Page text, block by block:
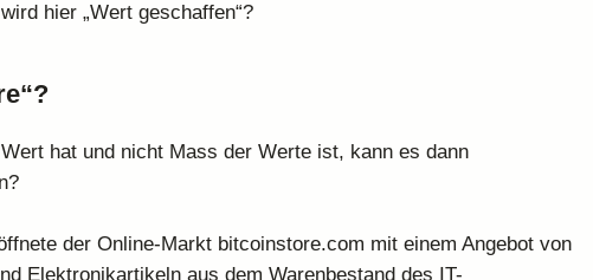
hier „Wert geschaffen“?
hat und nicht Mass der Werte ist, kann es dann
der Online-Markt bitcoinstore.com mit einem Angebot von
Elektronikartikeln aus dem Warenbestand des IT-